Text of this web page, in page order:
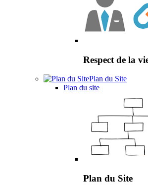
Respect de la
Plan du Site
Plan du site
Plan du Site